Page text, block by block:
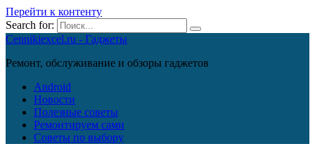
Перейти к контенту
Search for:
Cennikiexcel.ru - Гаджеты
Ремонт, обслуживание и обзоры гаджетов
Android
Новости
Полезные советы
Ремонтируем сами
Советы по выбору